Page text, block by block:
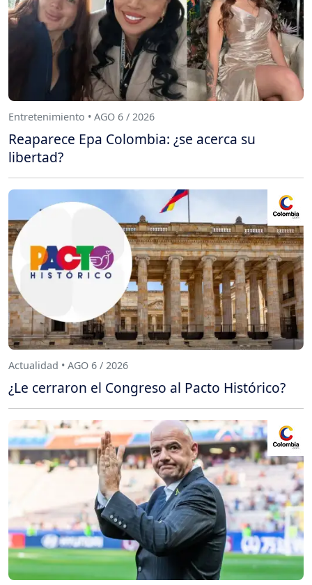
Entretenimiento • AGO 6 / 2026
Reaparece Epa Colombia: ¿se acerca su
libertad?
Actualidad • AGO 6 / 2026
¿Le cerraron el Congreso al Pacto Histórico?